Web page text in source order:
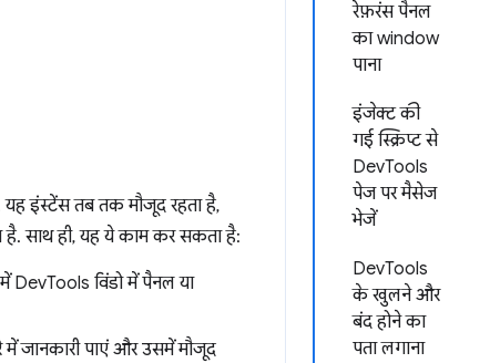
रेफ़रंस पैनल
का window
पाना
इंजेक्ट की
गई स्क्रिप्ट से
DevTools
पेज पर मैसेज
भेजें
DevTools
के खुलने और
बंद होने का
पता लगाना
इंस्टेंस तब तक मौजूद रहता है,
साथ ही, यह ये काम कर सकता है:
विंडो में पैनल या
जानकारी पाएं और उसमें मौजूद